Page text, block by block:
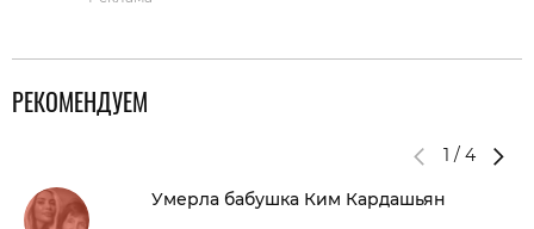
РЕКОМЕНДУЕМ
1 / 4
Умерла бабушка Ким Кардашьян